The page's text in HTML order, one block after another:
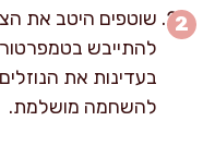
להתייבש
בעדינות את
להשחמה מושלמת.